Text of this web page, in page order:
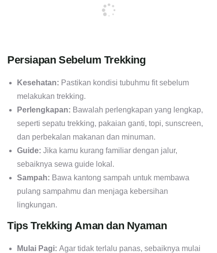
Persiapan Sebelum Trekking
Kesehatan: Pastikan kondisi tubuhmu fit sebelum
melakukan trekking.
Perlengkapan: Bawalah perlengkapan yang lengkap,
seperti sepatu trekking, pakaian ganti, topi, sunscreen,
dan perbekalan makanan dan minuman.
Guide: Jika kamu kurang familiar dengan jalur,
sebaiknya sewa guide lokal.
Sampah: Bawa kantong sampah untuk membawa
pulang sampahmu dan menjaga kebersihan
lingkungan.
Tips Trekking Aman dan Nyaman
Mulai Pagi: Agar tidak terlalu panas, sebaiknya mulai